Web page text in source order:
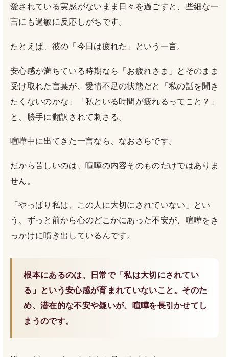
愛されている実感がないまま日々を過ごすと、些細な一
言にも過敏に反応しがちです。
たとえば、彼の「今日は疲れた」という一言。
安心感が満ちている時期なら「お疲れさま」とそのまま
受け取れた言葉が、愛情不足の状態だと「私の話を聞き
たくないのかな」「私といる時間が疲れるってこと？」
と、勝手に翻訳されて刺さる。
喧嘩中に出てきた一言なら、なおさらです。
だから苦しいのは、喧嘩の内容そのものだけではありま
せん。
「やっぱり私は、この人に大切にされていない」とい
う、ずっと前から心のどこかにあった不安が、喧嘩をき
っかけに噴き出しているんです。
根本にあるのは、日常で「私は大切にされてい
る」という安心感が育まれていないこと。そのた
め、潜在的な不安や疑いが、喧嘩を長引かせてし
まうのです。